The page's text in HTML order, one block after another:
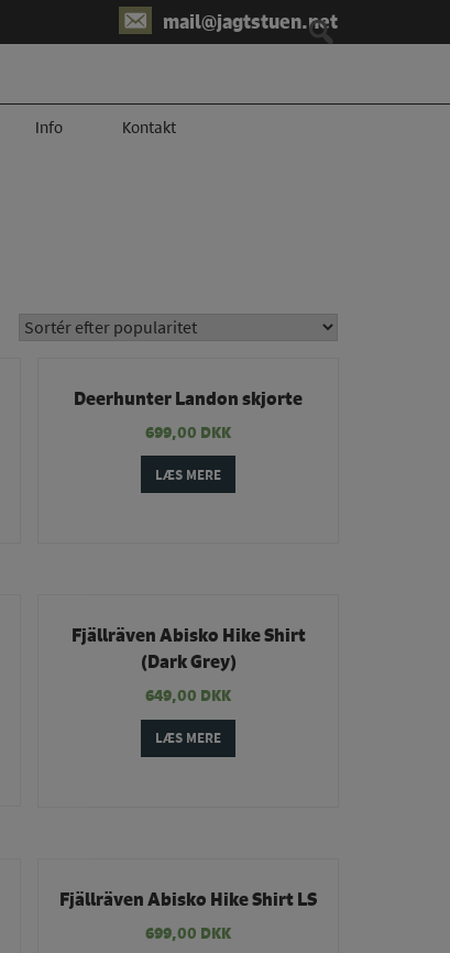
mail@jagtstuen.net
Info Kontakt
Deerhunter Landon skjorte
699,00 DKK
LÆS MERE
Fjällräven Abisko Hike Shirt
(Dark Grey)
649,00 DKK
LÆS MERE
Fjällräven Abisko Hike Shirt LS
699,00 DKK